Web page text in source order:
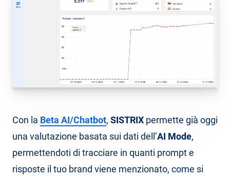
Con la Beta AI/Chatbot, SISTRIX permette già oggi
una valutazione basata sui dati dell’AI Mode,
permettendoti di tracciare in quanti prompt e
risposte il tuo brand viene menzionato, come si